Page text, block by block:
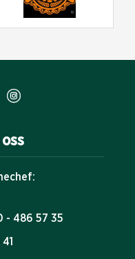
- 486 57 35